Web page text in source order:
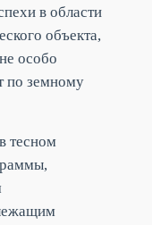
в области
объекта,
особо
по земному
тесном